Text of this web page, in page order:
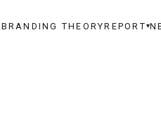
BRANDING THEORYREPORT▾